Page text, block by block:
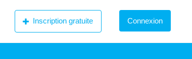
Inscription gratuite Connexion